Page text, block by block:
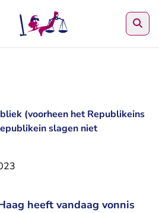
(voorheen het Republikeins
slagen niet
heeft vandaag vonnis